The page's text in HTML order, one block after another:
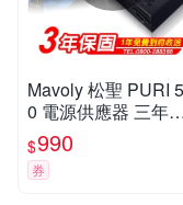
Mavoly 松聖 PURI
0 電源供應器 三年
固/一年到府收送換新
$990
券